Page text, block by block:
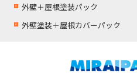
外壁＋屋根塗装パック
外壁塗装＋屋根カバーパック